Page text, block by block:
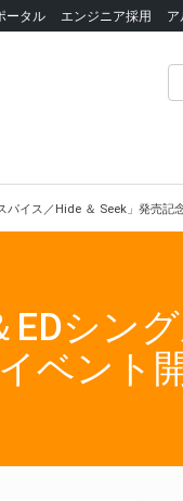
ータル エンジニア採用
パイス／Hide ＆ Seek」発売記
EDシン
ベント